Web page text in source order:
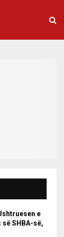
e
SHBA-së,